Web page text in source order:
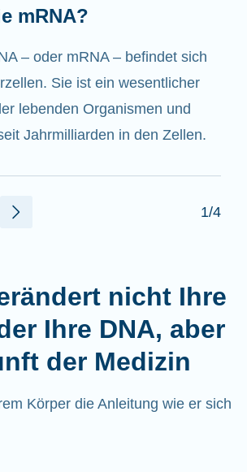
hat die mRNA?
schon sagt, ist die mRNA ein
mit anderen Komponenten
zur Bildung von Proteinen
2/4
nicht Ihre
Ihre DNA, aber
der Medizin
Körper die Anleitung wie er sich